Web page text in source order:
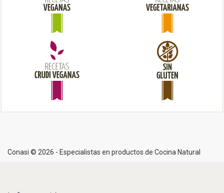
Conasi © 2026 - Especialistas en productos de Cocina Natural